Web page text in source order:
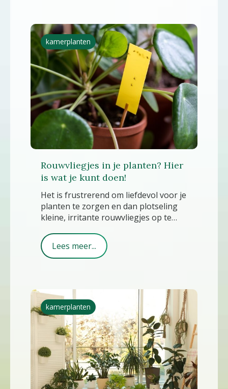
Rouwvliegjes in je planten? Hier
is wat je kunt doen!
Het is frustrerend om liefdevol voor je
planten te zorgen en dan plotseling
kleine, irritante rouwvliegjes op te
altijd op het verkeerde moment op te
duiken en kunnen een echte plaag
worden. Maar geen zorgen, hier zijn
planten gezond te houden.
Lees meer...
kamerplanten
kamerplanten